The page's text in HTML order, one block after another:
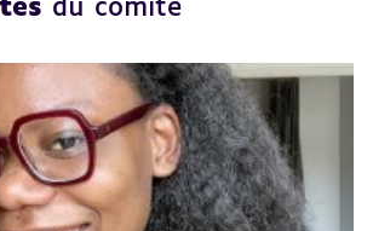
du comité